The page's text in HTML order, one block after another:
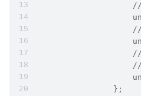
//
//
//
//
                };